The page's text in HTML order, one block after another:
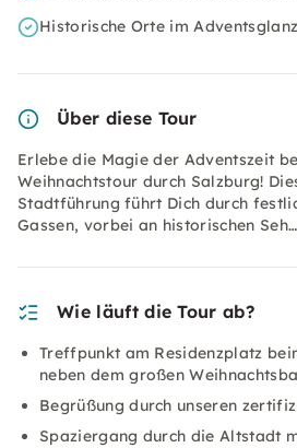
Historische Orte im Adventsglanz
Über diese Tour
Erlebe die Magie der Adventszeit
Weihnachtstour durch Salzburg!
Stadtführung führt Dich durch
Gassen, vorbei an historischen Seh…
Wie läuft die Tour ab?
Treffpunkt am Residenzplatz
neben dem großen
Begrüßung durch unseren
Spaziergang durch die Altstadt